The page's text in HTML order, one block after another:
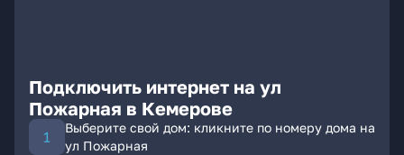
Подключить интернет на ул
Пожарная в Кемерове
Выберите свой дом: кликните по номеру дома на
ул Пожарная